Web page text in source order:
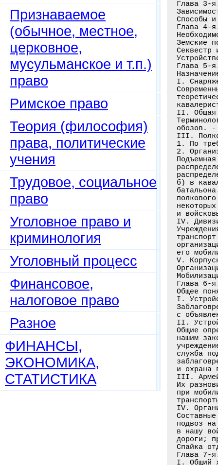
Признаваемое
(обычное, местное,
церковное,
мусульманское и т.п.)
право
Римское право
Теория (философия)
права, политические
учения
Трудовое, социальное
право
Уголовное право и
криминология
Уголовный процесс
Финансовое,
налоговое право
Разное
ФИНАНСЫ,
ЭКОНОМИКА,
СТАТИСТИКА